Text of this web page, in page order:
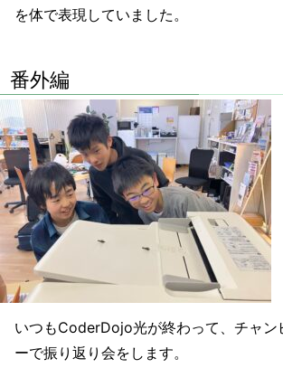
を体で表現していました。
番外編
いつもCoderDojo光が終わって、チャン
ーで振り返り会をします。